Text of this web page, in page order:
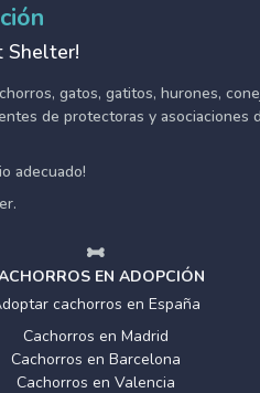
Shelter!
gatos, gatitos, hurones,
de protectoras y asociaciones
adecuado!
EN ADOPCIÓN
cachorros en España
Cachorros en Madrid
Cachorros en Barcelona
Cachorros en Valencia